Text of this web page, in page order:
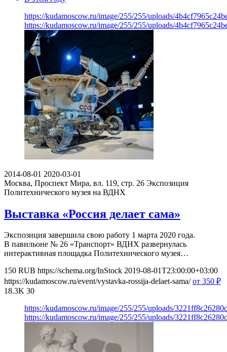
https://kudamoscow.ru/image/255/255/uploads/
https://kudamoscow.ru/image/255/255/uploads/
2014-08-01 2020-03-01
Москва, Проспект Мира, вл. 119, стр. 26 Экспозиция
Политехнического музея на ВДНХ
Выставка «Россия делает сама»
Экспозиция завершила свою работу 1 марта 2020 года.
В павильоне № 26 «Транспорт» ВДНХ развернулась
интерактивная площадка Политехнического музея…
150 RUB https://schema.org/InStock 2019-08-01T23:00:00+03:00
https://kudamoscow.ru/event/vystavka-rossija-delaet-sama/ от 350 ₽
18.3K 30
https://kudamoscow.ru/image/255/255/uploads/
https://kudamoscow.ru/image/255/255/uploads/